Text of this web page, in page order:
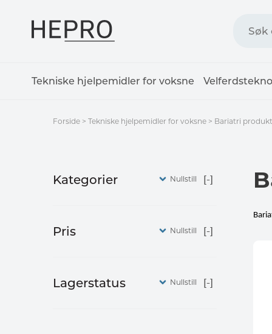
Tekniske hjelpemidler for voksne
Forside > Tekniske hjelpemidler for voksne > Bariatri
Kategorier Nullstill
Pris Nullstill
Lagerstatus Nullstill